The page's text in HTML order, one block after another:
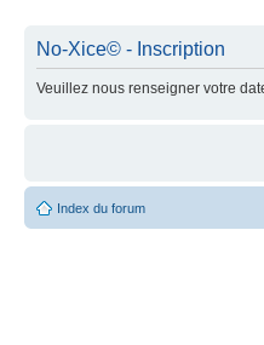
No-Xice© - Inscription
Veuillez nous renseigner votre
Index du forum